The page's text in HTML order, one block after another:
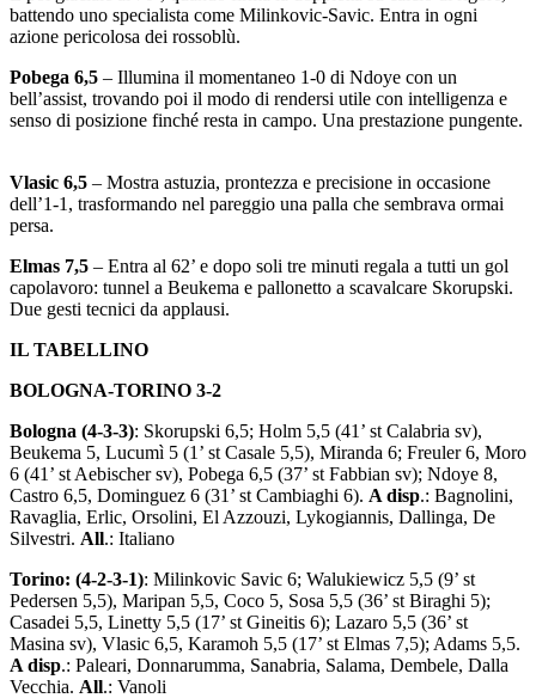
battendo uno specialista come Milinkovic-Savic. Entra in ogni
azione pericolosa dei rossoblù.
Pobega 6,5 – Illumina il momentaneo 1-0 di Ndoye con un
bell’assist, trovando poi il modo di rendersi utile con intelligenza e
senso di posizione finché resta in campo. Una prestazione pungente.
Vlasic 6,5 – Mostra astuzia, prontezza e precisione in occasione
dell’1-1, trasformando nel pareggio una palla che sembrava ormai
persa.
Elmas 7,5 – Entra al 62’ e dopo soli tre minuti regala a tutti un gol
capolavoro: tunnel a Beukema e pallonetto a scavalcare Skorupski.
Due gesti tecnici da applausi.
IL TABELLINO
BOLOGNA-TORINO 3-2
Bologna (4-3-3): Skorupski 6,5; Holm 5,5 (41’ st Calabria sv),
Beukema 5, Lucumì 5 (1’ st Casale 5,5), Miranda 6; Freuler 6, Moro
6 (41’ st Aebischer sv), Pobega 6,5 (37’ st Fabbian sv); Ndoye 8,
Castro 6,5, Dominguez 6 (31’ st Cambiaghi 6). A disp.: Bagnolini,
Ravaglia, Erlic, Orsolini, El Azzouzi, Lykogiannis, Dallinga, De
Silvestri. All.: Italiano
Torino: (4-2-3-1): Milinkovic Savic 6; Walukiewicz 5,5 (9’ st
Pedersen 5,5), Maripan 5,5, Coco 5, Sosa 5,5 (36’ st Biraghi 5);
Casadei 5,5, Linetty 5,5 (17’ st Gineitis 6); Lazaro 5,5 (36’ st
Masina sv), Vlasic 6,5, Karamoh 5,5 (17’ st Elmas 7,5); Adams 5,5.
A disp.: Paleari, Donnarumma, Sanabria, Salama, Dembele, Dalla
Vecchia. All.: Vanoli